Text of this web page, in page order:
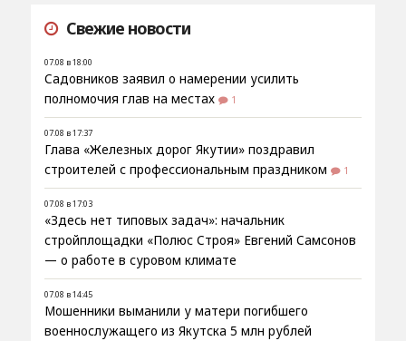
Свежие новости
07.08 в 18:00
Садовников заявил о намерении усилить
полномочия глав на местах
1
07.08 в 17:37
Глава «Железных дорог Якутии» поздравил
строителей с профессиональным праздником
1
07.08 в 17:03
«Здесь нет типовых задач»: начальник
стройплощадки «Полюс Строя» Евгений Самсонов
— о работе в суровом климате
07.08 в 14:45
Мошенники выманили у матери погибшего
военнослужащего из Якутска 5 млн рублей